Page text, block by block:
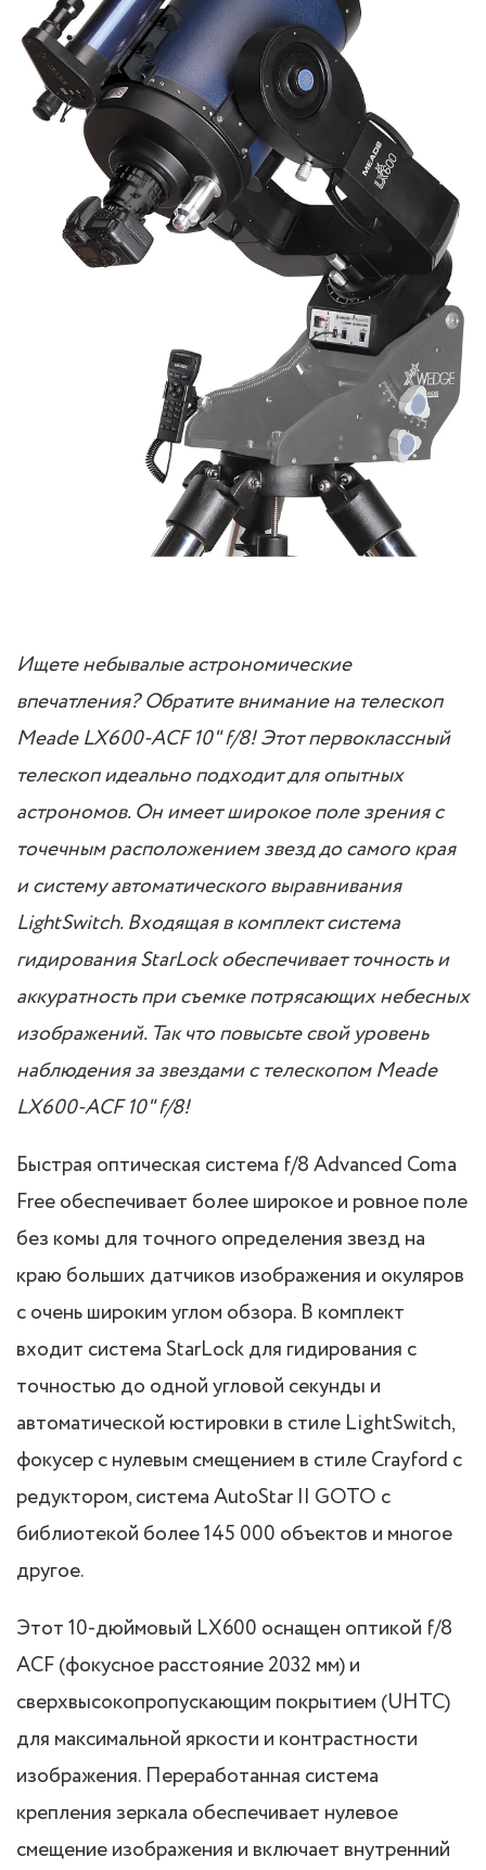
Ищете небывалые астрономические
впечатления? Обратите внимание на телескоп
Meade LX600-ACF 10" f/8! Этот первоклассный
телескоп идеально подходит для опытных
астрономов. Он имеет широкое поле зрения с
точечным расположением звезд до самого края
и систему автоматического выравнивания
LightSwitch. Входящая в комплект система
гидирования StarLock обеспечивает точность и
аккуратность при съемке потрясающих небесных
изображений. Так что повысьте свой уровень
наблюдения за звездами с телескопом Meade
LX600-ACF 10" f/8!
Быстрая оптическая система f/8 Advanced Coma
Free обеспечивает более широкое и ровное поле
без комы для точного определения звезд на
краю больших датчиков изображения и окуляров
с очень широким углом обзора. В комплект
входит система StarLock для гидирования с
точностью до одной угловой секунды и
автоматической юстировки в стиле LightSwitch,
фокусер с нулевым смещением в стиле Crayford с
редуктором, система AutoStar II GOTO с
библиотекой более 145 000 объектов и многое
другое.
Этот 10-дюймовый LX600 оснащен оптикой f/8
ACF (фокусное расстояние 2032 мм) и
сверхвысокопропускающим покрытием (UHTC)
для максимальной яркости и контрастности
изображения. Переработанная система
крепления зеркала обеспечивает нулевое
смещение изображения и включает внутренний